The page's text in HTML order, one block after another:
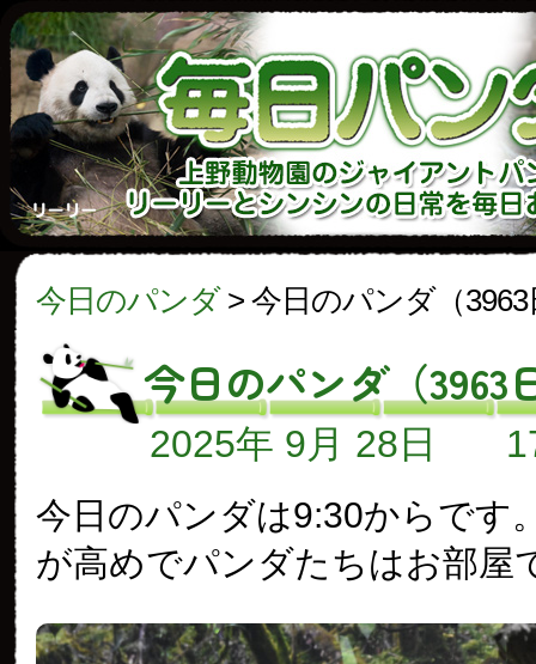
今日のパンダ> 今日のパンダ（3963
今日のパンダ（3963
2025年 9月 28日
今日のパンダは9:30からです
が高めでパンダたちはお部屋